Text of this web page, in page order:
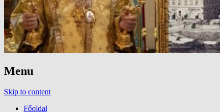
Menu
Skip to content
Főoldal